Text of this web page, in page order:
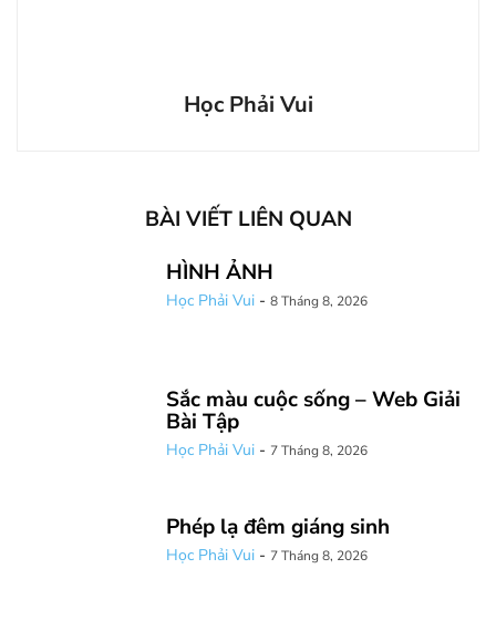
Học Phải Vui
BÀI VIẾT LIÊN QUAN
HÌNH ẢNH
Học Phải Vui - 8 Tháng 8, 2026
Sắc màu cuộc sống – Web Giải
Bài Tập
Học Phải Vui - 7 Tháng 8, 2026
Phép lạ đêm giáng sinh
Học Phải Vui - 7 Tháng 8, 2026